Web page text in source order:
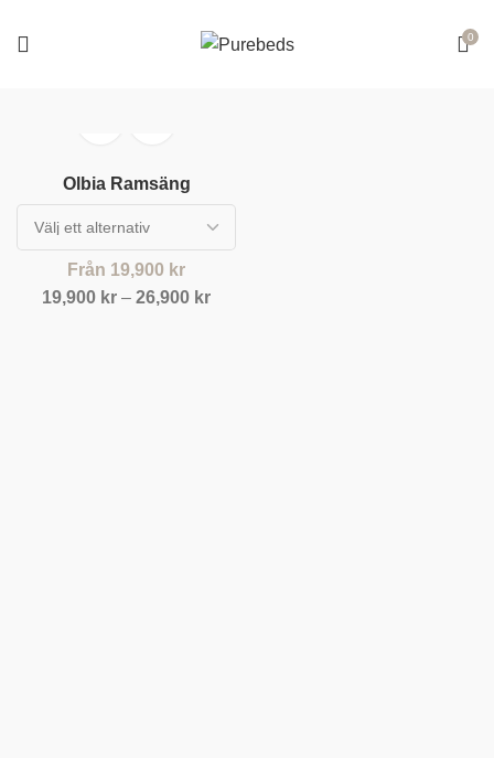
0
Olbia Ramsäng
Från 19,900 kr
19,900 kr – 26,900 kr